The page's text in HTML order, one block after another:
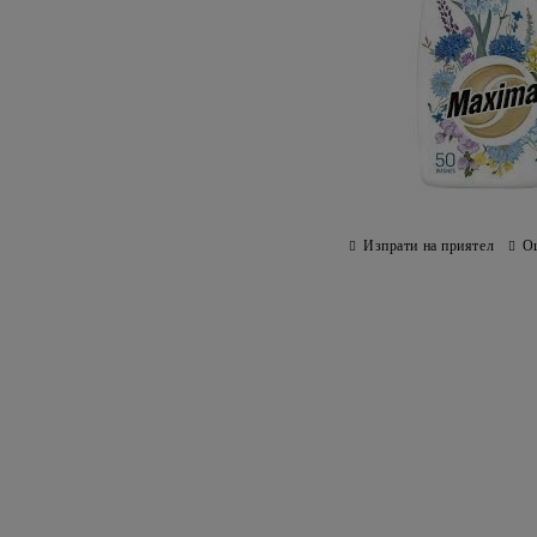
Изпрати на приятел